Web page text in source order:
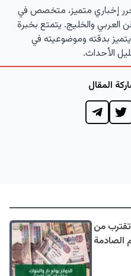
إخباري متميز، متخصص في
العربي والخليج. يتمتع بخبرة
بدقته وموضوعيته في
الأحداث.
المقال
من
الصادمة